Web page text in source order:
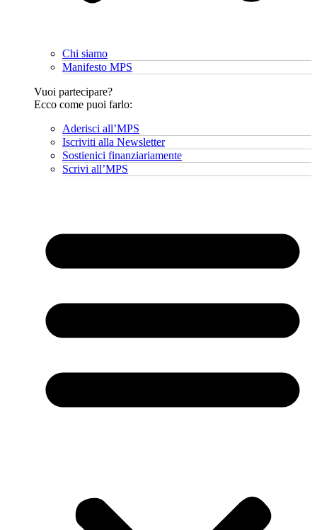
Chi siamo
Manifesto MPS
Vuoi partecipare?
Ecco come puoi farlo:
Aderisci all’MPS
Iscriviti alla Newsletter
Sostienici finanziariamente
Scrivi all’MPS